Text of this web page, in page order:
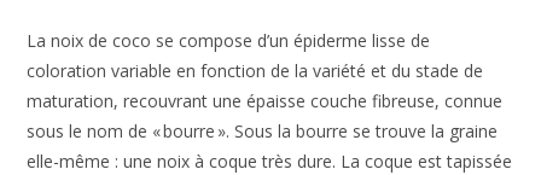
La noix de coco se compose d’un épiderme lisse de
coloration variable en fonction de la variété et du stade de
maturation, recouvrant une épaisse couche fibreuse, connue
sous le nom de « bourre ». Sous la bourre se trouve la graine
elle-même : une noix à coque très dure. La coque est tapissée